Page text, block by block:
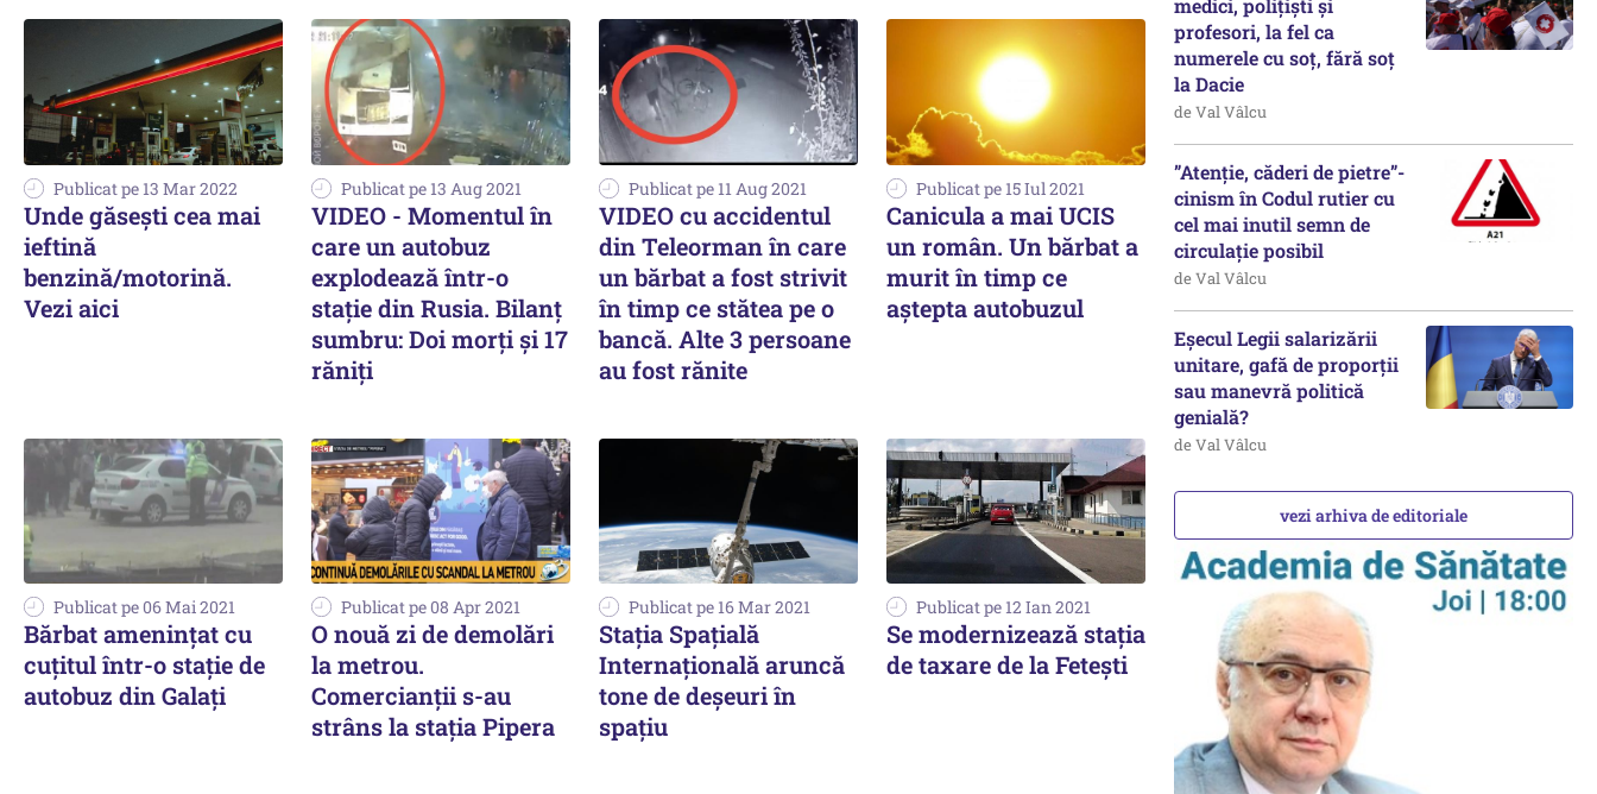
Publicat pe 13 Mar 2022
Unde găsești cea mai
ieftină
benzină/motorină.
Vezi aici
Publicat pe 13 Aug 2021
VIDEO - Momentul în
care un autobuz
explodează într-o
stație din Rusia. Bilanț
sumbru: Doi morți și 17
răniți
Publicat pe 11 Aug 2021
VIDEO cu accidentul
din Teleorman în care
un bărbat a fost strivit
în timp ce stătea pe o
bancă. Alte 3 persoane
au fost rănite
Publicat pe 15 Iul 2021
Canicula a mai UCIS
un român. Un bărbat a
murit în timp ce
aștepta autobuzul
Publicat pe 06 Mai 2021
Bărbat amenințat cu
cuțitul într-o stație de
autobuz din Galați
Publicat pe 08 Apr 2021
O nouă zi de demolări
la metrou.
Comercianții s-au
strâns la stația Pipera
Publicat pe 16 Mar 2021
Staţia Spaţială
Internaţională aruncă
tone de deşeuri în
spaţiu
Publicat pe 12 Ian 2021
Se modernizează staţia
de taxare de la Feteşti
medici, polițiști și
profesori, la fel ca
numerele cu soț, fără soț
la Dacie
de Val Vâlcu
”Atenție, căderi de pietre”-
cinism în Codul rutier cu
cel mai inutil semn de
circulație posibil
de Val Vâlcu
Eșecul Legii salarizării
unitare, gafă de proporții
sau manevră politică
genială?
de Val Vâlcu
vezi arhiva de editoriale